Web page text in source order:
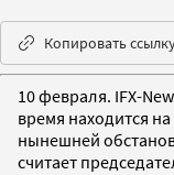
Копировать
10 февраля. IFX-
время находится
нынешней
считает